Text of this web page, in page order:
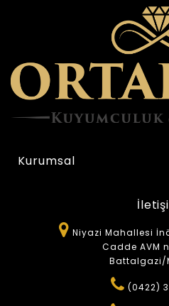
Kurumsal
Niyazi Mahallesi
Cadde AVM
Battalgazi/
(0422)